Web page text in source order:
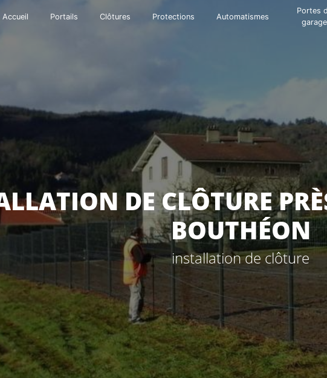
Accueil Portails Clôtures Protections Automatismes
Portes
garage
DE CLÔTURE
BOUTHÉON
installation de clôture